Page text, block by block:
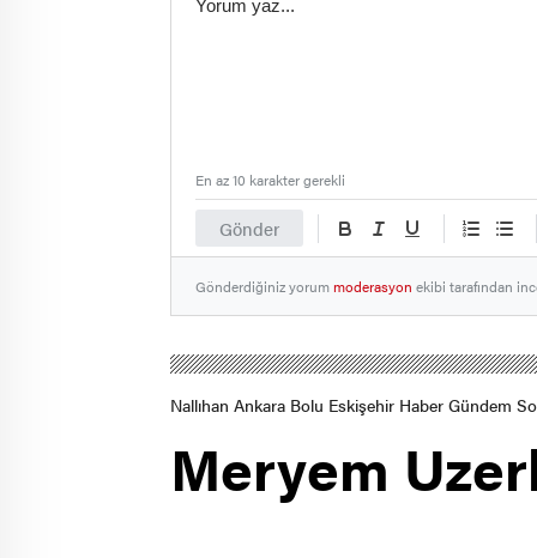
Gönder
En az 10 karakter gerekli
Gönderdiğiniz yorummoderasyon ekibi tarafından
Nallıhan Ankara Bolu Eskişehir Haber Gündem
Meryem